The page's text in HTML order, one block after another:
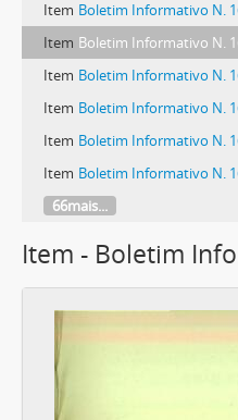
Item Boletim Informativo N.
Item Boletim Informativo N.
Item Boletim Informativo N.
Item Boletim Informativo N.
Item Boletim Informativo N.
Item Boletim Informativo N.
66mais...
Item - Boletim